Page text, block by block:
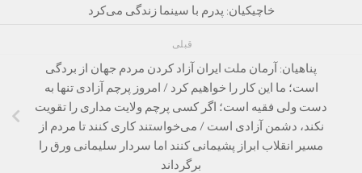
خاچیکیان: پدرم با سینما زندگی می‌کرد
قبلی
پناهیان: آرمان ملت ایران آزاد کردن مردم جهان از بردگی
است؛ ما این کار را خواهیم کرد / امروز پرچم آزادی تنها به
دست ولی فقیه است؛ اگر کسی پرچم ولایت مداری را تقویت
نکند، دشمن آزادی است / می‌خواستند کاری کنند تا مردم از
مسیر انقلاب ابراز پشیمانی کنند اما سردار سلیمانی ورق را
برگرداند